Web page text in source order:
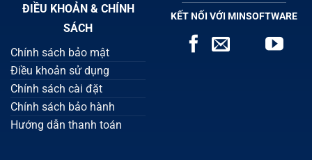
ĐIỀU KHOẢN & CHÍNH
SÁCH
Chính sách bảo mật
Điều khoản sử dụng
Chính sách cài đặt
Chính sách bảo hành
Hướng dẫn thanh toán
KẾT NỐI VỚI MINSOFTWARE